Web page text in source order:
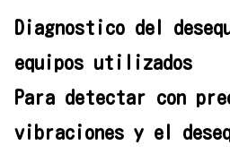
Diagnostico del
equipos utilizados
Para detectar con
vibraciones y el